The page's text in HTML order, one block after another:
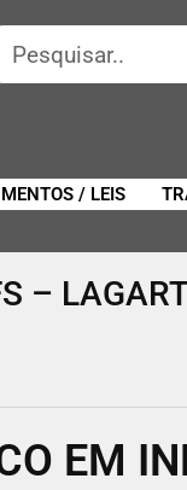
/ LEIS
–
EM